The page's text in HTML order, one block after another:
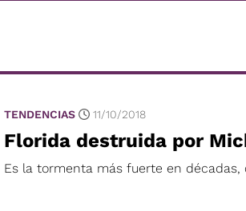
TENDENCIAS 11/10/2018
Florida destruida por
Es la tormenta más fuerte en